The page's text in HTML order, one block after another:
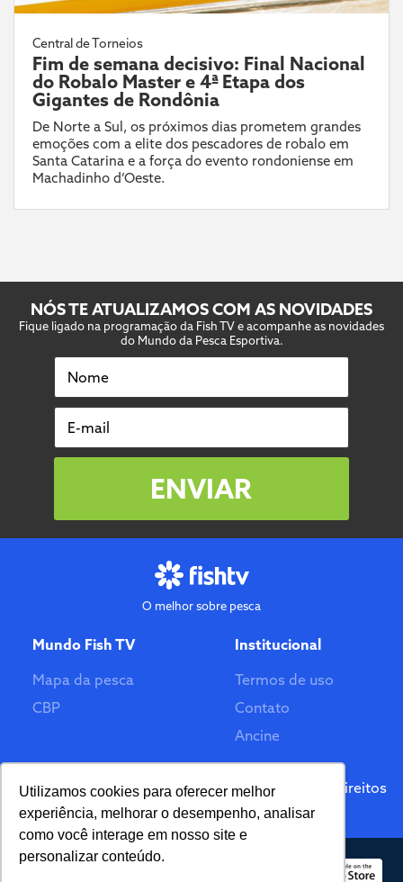
Utilizamos cookies para oferecer melhor
experiência, melhorar o desempenho, analisar
como você interage em nosso site e
personalizar conteúdo.
Central de Torneios
Fim de semana decisivo: Final Nacional
do Robalo Master e 4ª Etapa dos
Gigantes de Rondônia
De Norte a Sul, os próximos dias prometem grandes
emoções com a elite dos pescadores de robalo em
Santa Catarina e a força do evento rondoniense em
Machadinho d’Oeste.
NÓS TE ATUALIZAMOS COM AS NOVIDADES
Fique ligado na programação da Fish TV e acompanhe as novidades
do Mundo da Pesca Esportiva.
Nome
E-mail
ENVIAR
O melhor sobre pesca
Mundo Fish TV
Mapa da pesca
CBP
Institucional
Termos de uso
Contato
Ancine
Feito por
© 2026 Fish TV - Todos Direitos
Reservados. Versão 2.0